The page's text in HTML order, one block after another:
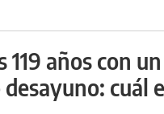
119 años con un
cuál